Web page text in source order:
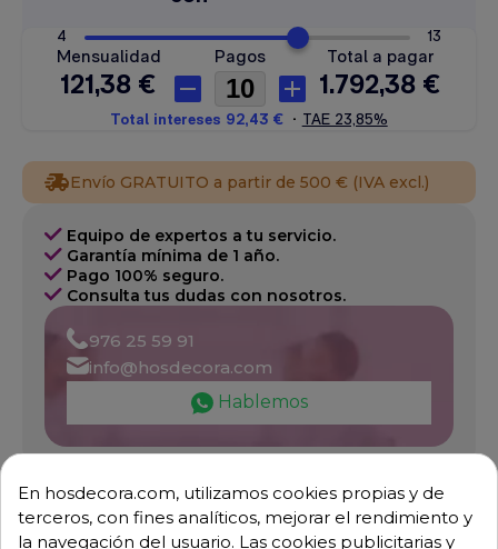
Envío GRATUITO a partir de 500 € (IVA excl.)
Equipo de expertos a tu servicio.
Garantía mínima de 1 año.
Pago 100% seguro.
Consulta tus dudas con nosotros.
976 25 59 91
info@hosdecora.com
Hablemos
Pide tu presupuesto
En hosdecora.com, utilizamos cookies propias y de
terceros, con fines analíticos, mejorar el rendimiento y
la navegación del usuario. Las cookies publicitarias y